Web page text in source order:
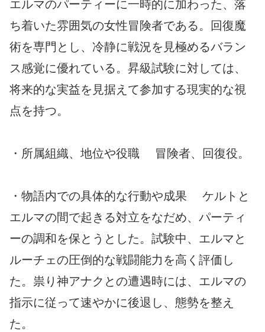
エルマのパーティーに一時的に加わった、落
ち着いた雰囲気の女性冒険者である。回復魔
術を専門とし、冷静に戦況を見極めるバラン
ス感覚に優れている。昇級試験に対しては、
将来的な実益を見据えて参加する現実的な視
点を持つ。
・所属組織、地位や役職 冒険者、回復役。
・物語内での具体的な行動や成果 ケルトと
エルマの間で起きる対立をなだめ、パーティ
ーの調和を保とうとした。試験中、エルマと
ルーチェの圧倒的な戦闘能力を高く評価し
た。祟り神アナクとの遭遇時には、エルマの
指示に従って速やかに後退し、態勢を整え
た。